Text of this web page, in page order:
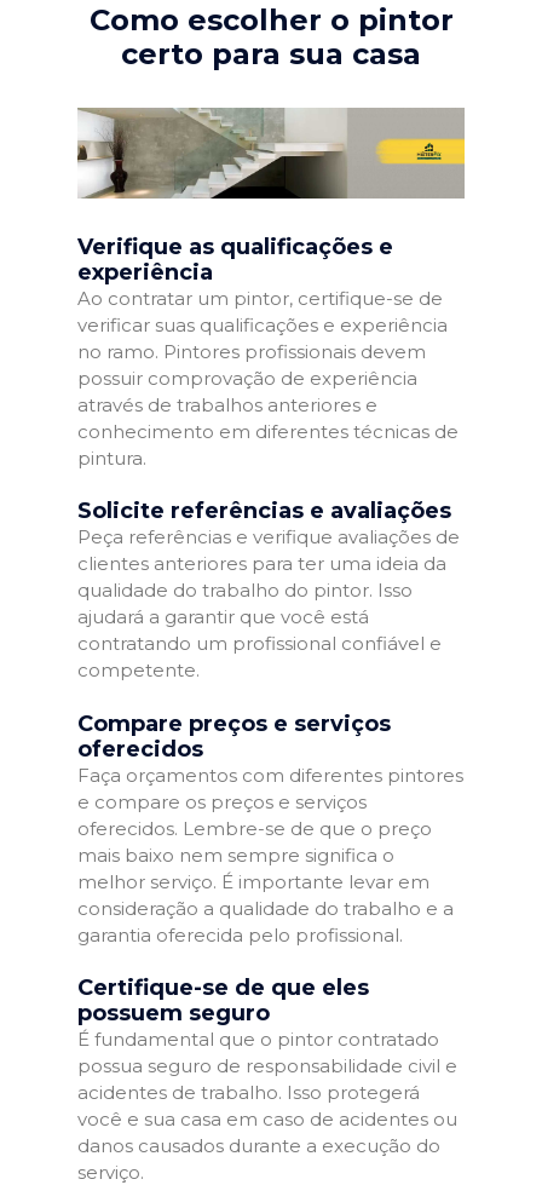
Como escolher o pintor
certo para sua casa
Verifique as qualificações e
experiência
Ao contratar um pintor, certifique-se de
verificar suas qualificações e experiência
no ramo. Pintores profissionais devem
possuir comprovação de experiência
através de trabalhos anteriores e
conhecimento em diferentes técnicas de
pintura.
Solicite referências e avaliações
Peça referências e verifique avaliações de
clientes anteriores para ter uma ideia da
qualidade do trabalho do pintor. Isso
ajudará a garantir que você está
contratando um profissional confiável e
competente.
Compare preços e serviços
oferecidos
Faça orçamentos com diferentes pintores
e compare os preços e serviços
oferecidos. Lembre-se de que o preço
mais baixo nem sempre significa o
melhor serviço. É importante levar em
consideração a qualidade do trabalho e a
garantia oferecida pelo profissional.
Certifique-se de que eles
possuem seguro
É fundamental que o pintor contratado
possua seguro de responsabilidade civil e
acidentes de trabalho. Isso protegerá
você e sua casa em caso de acidentes ou
danos causados durante a execução do
serviço.